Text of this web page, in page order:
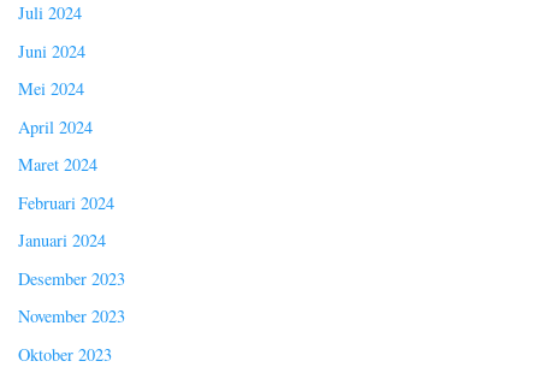
Juli 2024
Juni 2024
Mei 2024
April 2024
Maret 2024
Februari 2024
Januari 2024
Desember 2023
November 2023
Oktober 2023